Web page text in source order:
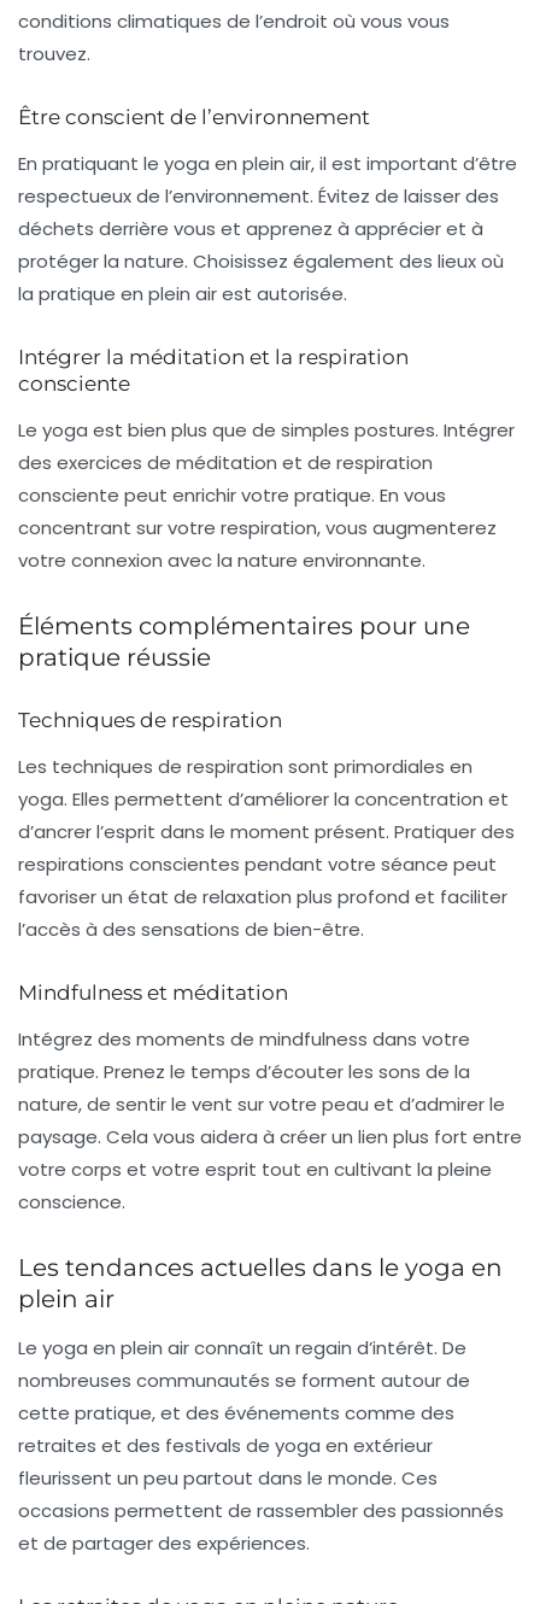
conditions climatiques de l’endroit où vous vous
trouvez.
Être conscient de l’environnement
En pratiquant le yoga en plein air, il est important d’être
respectueux de l’environnement. Évitez de laisser des
déchets derrière vous et apprenez à apprécier et à
protéger la nature. Choisissez également des lieux où
la pratique en plein air est autorisée.
Intégrer la méditation et la respiration
consciente
Le yoga est bien plus que de simples postures. Intégrer
des exercices de méditation et de respiration
consciente peut enrichir votre pratique. En vous
concentrant sur votre respiration, vous augmenterez
votre connexion avec la nature environnante.
Éléments complémentaires pour une
pratique réussie
Techniques de respiration
Les techniques de respiration sont primordiales en
yoga. Elles permettent d’améliorer la concentration et
d’ancrer l’esprit dans le moment présent. Pratiquer des
respirations conscientes pendant votre séance peut
favoriser un état de relaxation plus profond et faciliter
l’accès à des sensations de bien-être.
Mindfulness et méditation
Intégrez des moments de mindfulness dans votre
pratique. Prenez le temps d’écouter les sons de la
nature, de sentir le vent sur votre peau et d’admirer le
paysage. Cela vous aidera à créer un lien plus fort entre
votre corps et votre esprit tout en cultivant la pleine
conscience.
Les tendances actuelles dans le yoga en
plein air
Le yoga en plein air connaît un regain d’intérêt. De
nombreuses communautés se forment autour de
cette pratique, et des événements comme des
retraites et des festivals de yoga en extérieur
fleurissent un peu partout dans le monde. Ces
occasions permettent de rassembler des passionnés
et de partager des expériences.